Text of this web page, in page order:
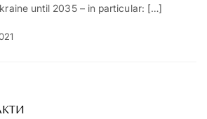
until 2035 – in particular: […]